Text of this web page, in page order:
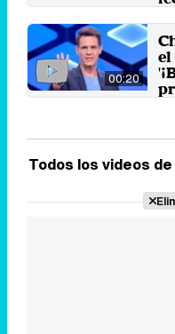
3
00:20
el
Todos los videos de